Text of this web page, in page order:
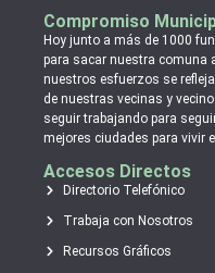
Compromiso
Hoy junto a más de 1000
para sacar nuestra comuna
nuestros esfuerzos se
de nuestras vecinas y
seguir trabajando para
mejores ciudades para vivir
Accesos Directos
Directorio Telefónico
Trabaja con Nosotros
Recursos Gráficos